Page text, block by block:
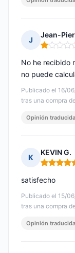
J
Jean-
Nota: 1 de
Publicado el 16/
tras una compra
No he recibido
no puede
Opinión traducida
K
KEVIN G.
Nota: 5 de
Publicado el 15/
tras una compra
satisfecho
Opinión traducida